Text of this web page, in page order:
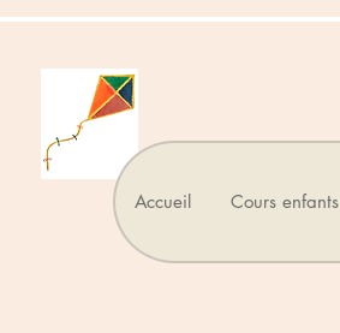
Accueil Cours enfants